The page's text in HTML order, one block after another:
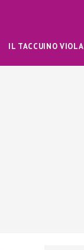
IL TACCUINO VIOLA